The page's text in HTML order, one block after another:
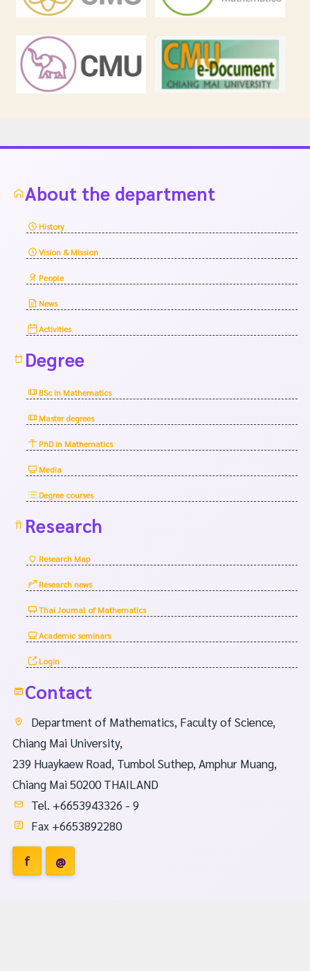
About the department
History
Vision & Mission
People
News
Activities
Degree
BSc in Mathematics
Master degrees
PhD in Mathematics
Media
Degree courses
Research
Research Map
Research news
Thai Journal of Mathematics
Academic seminars
Login
Contact
Department of Mathematics, Faculty of Science,
Chiang Mai University,
239 Huaykaew Road, Tumbol Suthep, Amphur Muang,
Chiang Mai 50200 THAILAND
Tel. +6653943326 - 9
Fax +6653892280
f @